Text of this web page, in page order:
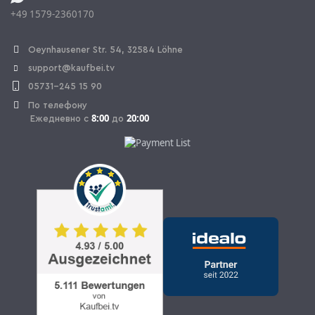
OPAL_WITHDRAW_LINK_TEXT
+49 1579-2360170
Oeynhausener Str. 54, 32584 Löhne
support@kaufbei.tv
05731-245 15 90
По телефону
Ежедневно с 8:00 до 20:00